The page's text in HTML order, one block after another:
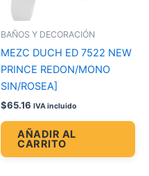
BAÑOS Y DECORACIÓN
MEZC DUCH ED 7522 NEW
PRINCE REDON/MONO
SIN/ROSEA]
$65.16 IVA incluido
AÑADIR AL
CARRITO